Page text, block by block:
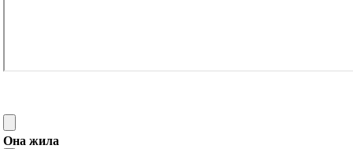
Она жила